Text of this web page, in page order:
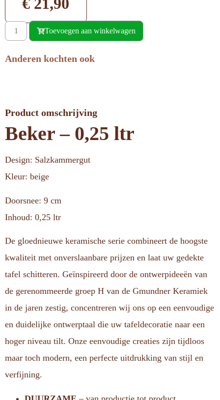
Toevoegen aan winkelwagen
Anderen kochten ook
Product omschrijving
Beker – 0,25 ltr
Design: Salzkammergut
Kleur: beige
Doorsnee: 9 cm
Inhoud: 0,25 ltr
De gloednieuwe keramische serie combineert de hoogste
kwaliteit met onverslaanbare prijzen en laat uw gedekte
tafel schitteren. Geïnspireerd door de ontwerpideeën van
de gerenommeerde groep H van de Gmundner Keramiek
in de jaren zestig, concentreren wij ons op een eenvoudige
en duidelijke ontwerptaal die uw tafeldecoratie naar een
hoger niveau tilt. Onze eenvoudige creaties zijn tijdloos
maar toch modern, een perfecte uitdrukking van stijl en
verfijning.